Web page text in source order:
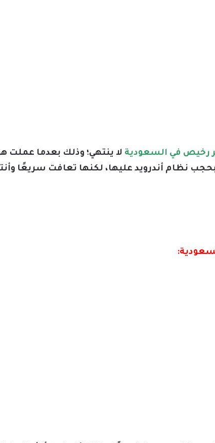
رخيص في السعودية لا ينتهي؛ وذلك بعدما
بحجب نظام أندرويد عليها، لكنها تعافت سريعًا